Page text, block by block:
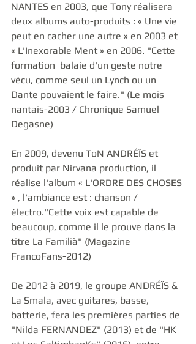
NANTES en 2003, que Tony réalisera
deux albums auto-produits : « Une vie
peut en cacher une autre » en 2003 et
« L'Inexorable Ment » en 2006. "Cette
formation  balaie d'un geste notre
vécu, comme seul un Lynch ou un
Dante pouvaient le faire." (Le mois
nantais-2003 / Chronique Samuel
Degasne)
En 2009, devenu ToN ANDRÉÏS et
produit par Nirvana production, il
réalise l'album « L'ORDRE DES CHOSES
» , l'ambiance est : chanson /
électro."Cette voix est capable de
beaucoup, comme il le prouve dans la
titre La Familià" (Magazine
FrancoFans-2012)
De 2012 à 2019, le groupe ANDRÉÏS &
La Smala, avec guitares, basse,
batterie, fera les premières parties de
"Nilda FERNANDEZ" (2013) et de "HK